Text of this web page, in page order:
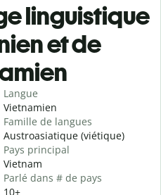
linguistique
et de
Langue
Vietnamien
Famille de langues
Austroasiatique (viétique)
Pays principal
Vietnam
Parlé dans # de pays
10+